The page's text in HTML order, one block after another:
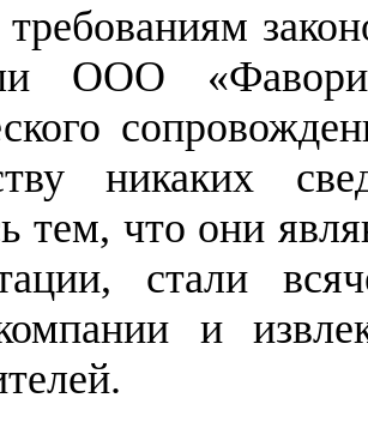
ООО
никаких
тем, что они
стали
и